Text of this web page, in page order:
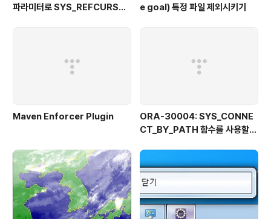
파라미터로 SYS_REFCURSO
e goal) 특정 파일 제외시키기
Maven Enforcer Plugin
ORA-30004: SYS_CONNE
CT_BY_PATH 함수를 사용할
할 수 없습니다